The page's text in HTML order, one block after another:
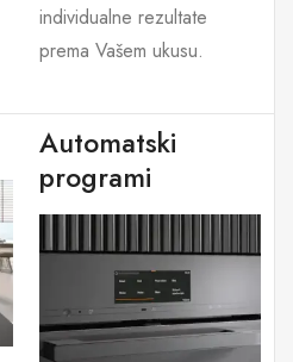
individualne rezultate
prema Vašem ukusu.
Automatski
programi